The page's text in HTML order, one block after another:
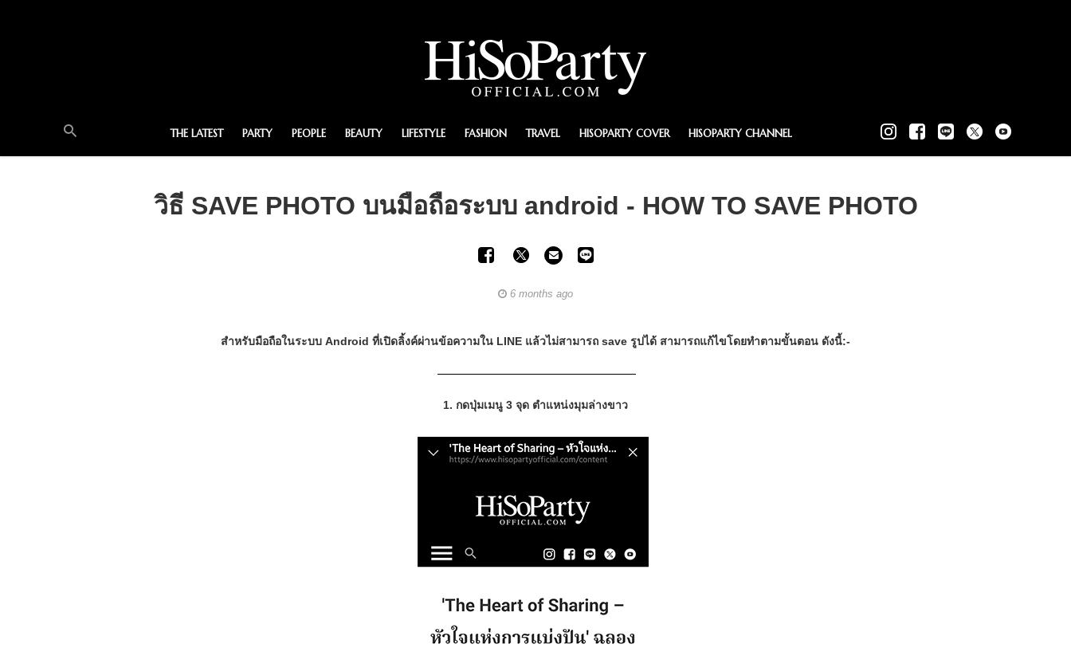
THE LATEST PARTY PEOPLE BEAUTY LIFESTYLE FASHION TRAVEL HISOPARTY COVER HISOPARTY CHANNEL
วิธี SAVE PHOTO บนมือถือระบบ android - HOW TO SAVE PHOTO
6 months ago
สำหรับมือถือในระบบ Android ที่เปิดลิ้งค์ผ่านข้อความใน LINE แล้วไม่สามารถ save รูปได้ สามารถแก้ไขโดยทำตามขั้นตอน ดังนี้:-
1. กดปุ่มเมนู 3 จุด ตำแหน่งมุมล่างขาว